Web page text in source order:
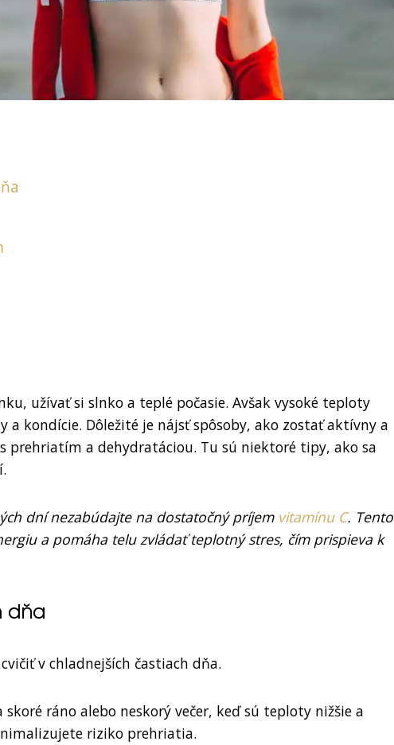
užívať si slnko a teplé počasie. Avšak vysoké teploty
kondície. Dôležité je nájsť spôsoby, ako zostať aktívny a
a dehydratáciou. Tu sú niektoré tipy, ako sa
dní nezabúdajte na dostatočný príjem vitamínu C. Tento
a pomáha telu zvládať teplotný stres, čím prispieva k
dňa
v chladnejších častiach dňa.
ráno alebo neskorý večer, keď sú teploty nižšie a
riziko prehriatia.